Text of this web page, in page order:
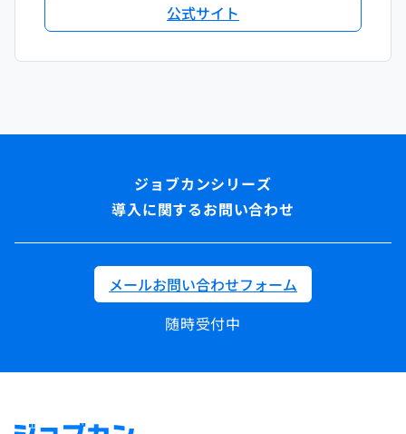
公式サイト
導入に関するお問い合わせ
メールお問い合わせフォーム
随時受付中